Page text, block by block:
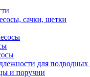
сачки, щетки
для подводных
и поручни